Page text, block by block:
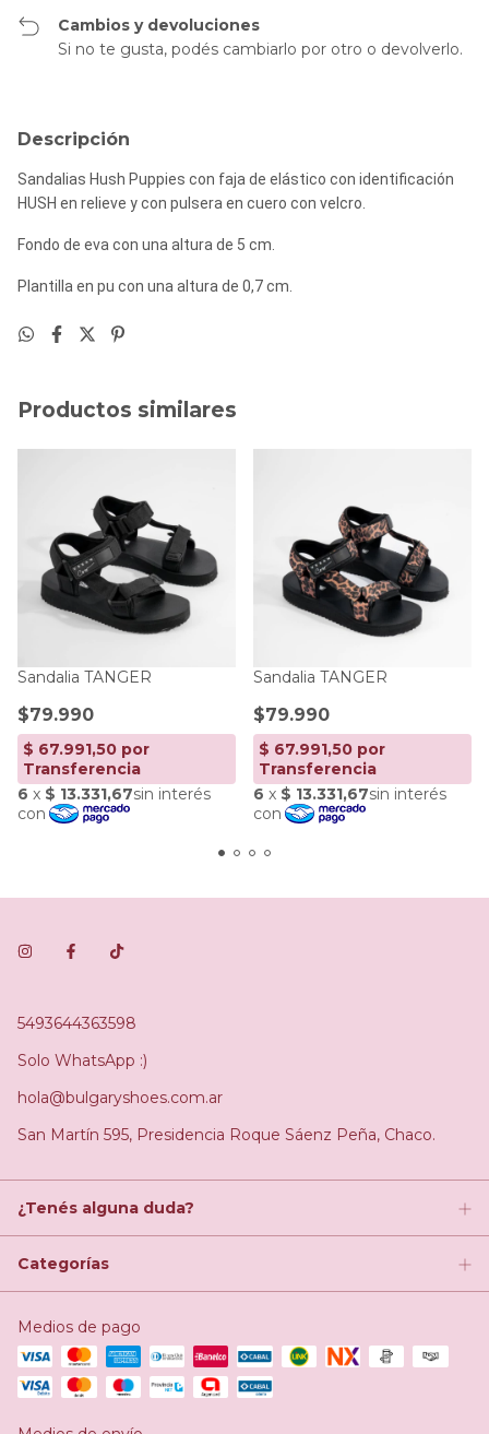
Cambios y devoluciones
Si no te gusta, podés cambiarlo por otro o devolverlo.
Descripción
Sandalias Hush Puppies con faja de elástico con identificación
HUSH en relieve y con pulsera en cuero con velcro.
Fondo de eva con una altura de 5 cm.
Plantilla en pu con una altura de 0,7 cm.
Productos similares
Sandalia TANGER
$79.990
Sandalia TANGER
$79.990
5493644363598
Solo WhatsApp :)
hola@bulgaryshoes.com.ar
San Martín 595, Presidencia Roque Sáenz Peña, Chaco.
¿Tenés alguna duda?
Categorías
Medios de pago